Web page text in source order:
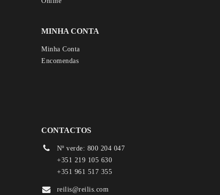
MINHA CONTA
Minha Conta
Encomendas
CONTACTOS
Nº verde: 800 204 047
+351 219 105 630
+351 961 517 355
reilis@reilis.com